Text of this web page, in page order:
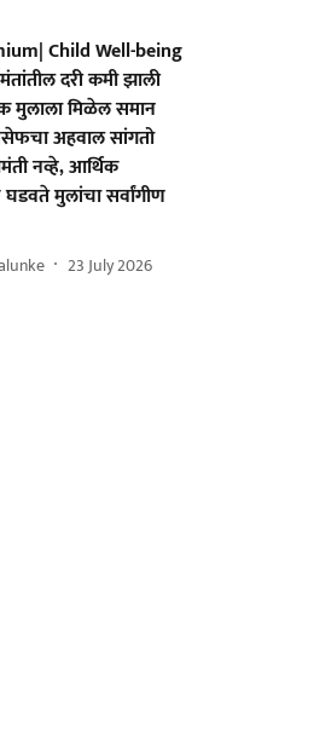
Child Well-being
दरी कमी झाली
मुलाला मिळेल समान
अहवाल सांगतो
नव्हे, आर्थिक
मुलांचा सर्वांगीण
23 July 2026